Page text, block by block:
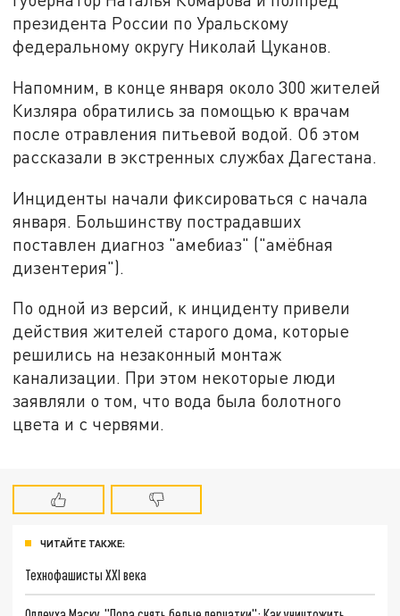
президента России по Уральскому
федеральному округу Николай Цуканов.
Напомним, в конце января около 300 жителей
Кизляра обратились за помощью к врачам
после отравления питьевой водой. Об этом
рассказали в экстренных службах Дагестана.
Инциденты начали фиксироваться с начала
января. Большинству пострадавших
поставлен диагноз "амебиаз" ("амёбная
дизентерия").
По одной из версий, к инциденту привели
действия жителей старого дома, которые
решились на незаконный монтаж
канализации. При этом некоторые люди
заявляли о том, что вода была болотного
цвета и с червями.
ЧИТАЙТЕ ТАКЖЕ:
Технофашисты XXI века